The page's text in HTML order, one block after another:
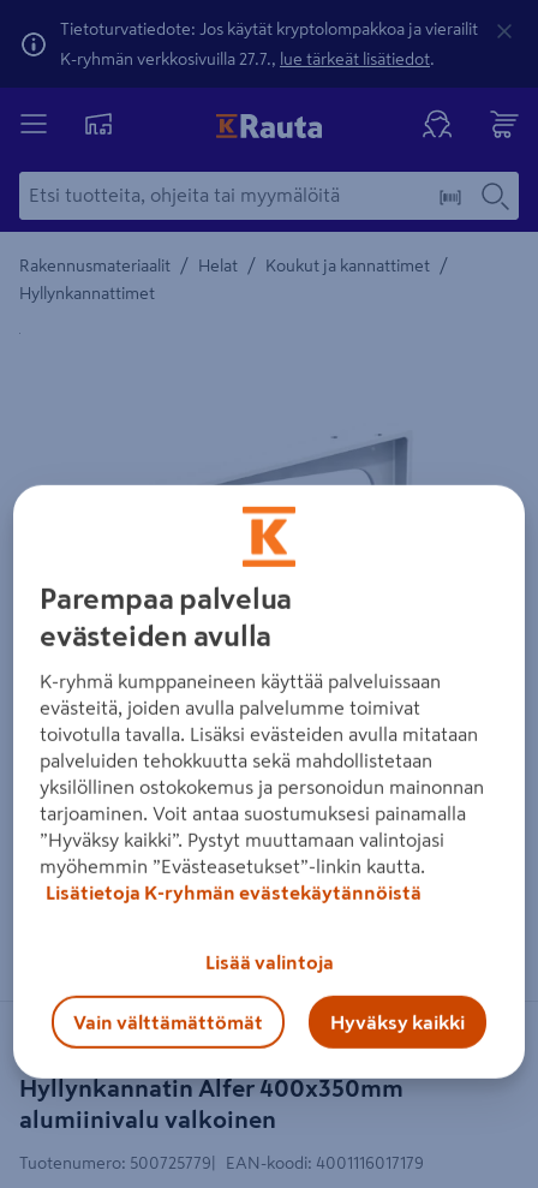
Tietoturvatiedote: Jos käytät kryptolompakkoa ja vierailit
K-ryhmän verkkosivuilla 27.7., lue tärkeät lisätiedot.
Rakennusmateriaalit / Helat / Koukut ja kannattimet /
Hyllynkannattimet
Yksityiskohtainen kuvaus löytyy Tuotteen kuvaus -
Hyllynkannatin Alfer 400x350mm
alumiinivalu valkoinen
ALFER
Tuotenumero: 500725779 EAN-koodi: 4001116017179
Parempaa palvelua
evästeiden avulla
K-ryhmä kumppaneineen käyttää palveluissaan
evästeitä, joiden avulla palvelumme toimivat
toivotulla tavalla. Lisäksi evästeiden avulla mitataan
palveluiden tehokkuutta sekä mahdollistetaan
yksilöllinen ostokokemus ja personoidun mainonnan
tarjoaminen. Voit antaa suostumuksesi painamalla
”Hyväksy kaikki”. Pystyt muuttamaan valintojasi
myöhemmin ”Evästeasetukset”-linkin kautta.
Lisätietoja K-ryhmän evästekäytännöistä
Lisää valintoja
Vain välttämättömät Hyväksy kaikki